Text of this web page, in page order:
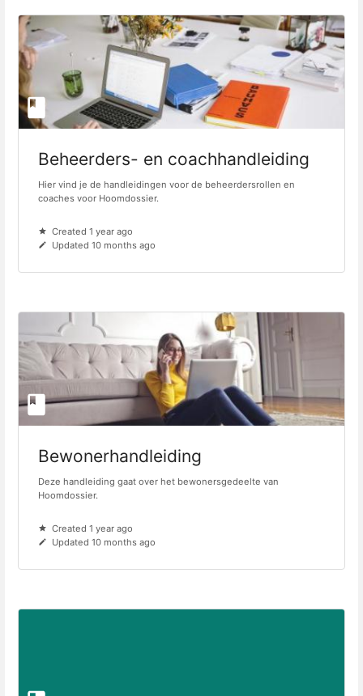
Beheerders- en coachhandleiding
Hier vind je de handleidingen voor de beheerdersrollen en
coaches voor Hoomdossier.
Created 1 year ago
Updated 10 months ago
Bewonerhandleiding
Deze handleiding gaat over het bewonersgedeelte van
Hoomdossier.
Created 1 year ago
Updated 10 months ago